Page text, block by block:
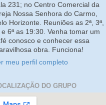
231; no Centro Comercial da
Nossa Senhora do Carmo,
Horizonte. Reuniões as 2ª, 3ª,
e 6ª as 19:30. Venha tomar um
conosco e conhecer essa
obra. Funciona!
meu perfil completo
DO GRUPO